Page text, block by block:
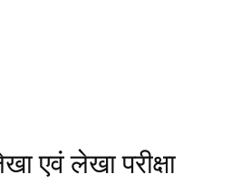
एवं लेखा परीक्षा